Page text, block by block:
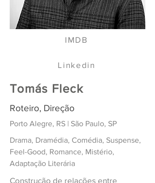
IMDB
Linkedin
Tomás Fleck
Roteiro, Direção
Porto Alegre, RS | São Paulo, SP
Drama, Dramédia, Comédia, Suspense,
Feel-Good, Romance, Mistério,
Adaptação Literária
Construção de relações entre